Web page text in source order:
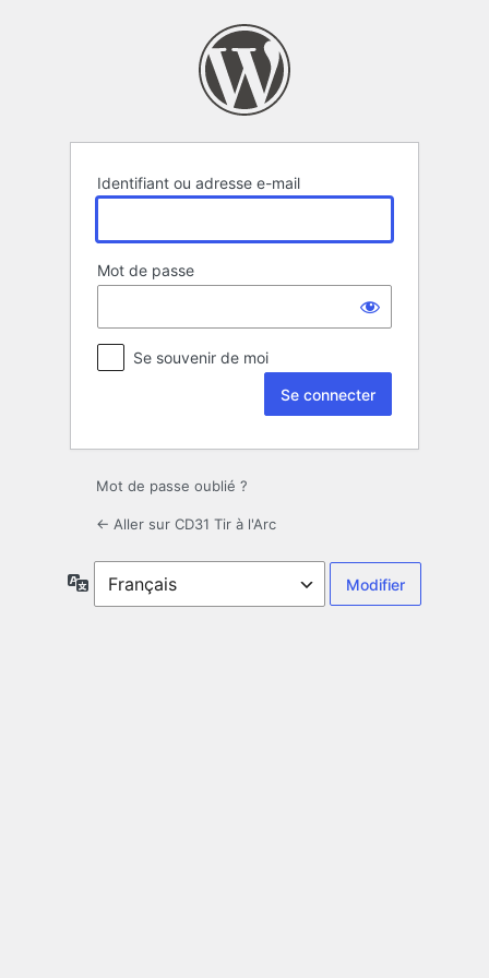
Identifiant ou adresse e-mail
Mot de passe
Se souvenir de moi
Mot de passe oublié ?
← Aller sur CD31 Tir à l'Arc
Langue